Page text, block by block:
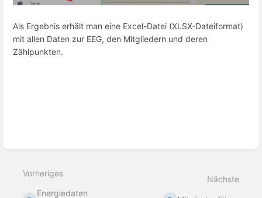
Als Ergebnis erhält man eine Excel-Datei (XLSX-Dateiformat)
mit allen Daten zur EEG, den Mitgliedern und deren
Zählpunkten.
Vorheriges
Energiedaten
Nächste